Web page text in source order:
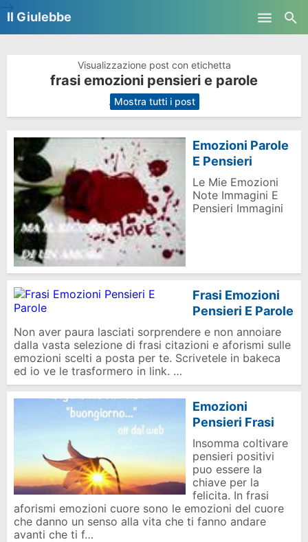
Il Giulebbe
Visualizzazione post con etichetta
frasi emozioni pensieri e parole
. Mostra tutti i post
Emozioni Parole
E Pensieri
Le Mie Emozioni
Note Immagini E
Pensieri Immagini
Frasi Emozioni
Pensieri E Parole
Non aver paura lasciati sorprendere e non annoiare
dalla vasta selezione di frasi citazioni e aforismi sulle
emozioni scelti a posta per te. Scrivetele in bakeca
ed io ve le trasformero in link. …
Emozioni
Pensieri Frasi
Insomma coltivare
pensieri positivi
puo essere la
chiave per la
felicita. In frasi
aforismi emozioni cuore sono le emozioni del cuore
che danno un senso alla vita che ti fanno andare
avanti che ti f…